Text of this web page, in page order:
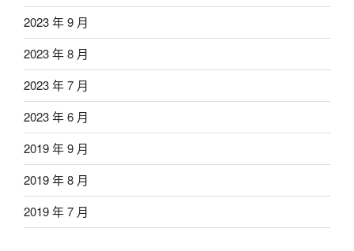
2023 年 9 月
2023 年 8 月
2023 年 7 月
2023 年 6 月
2019 年 9 月
2019 年 8 月
2019 年 7 月